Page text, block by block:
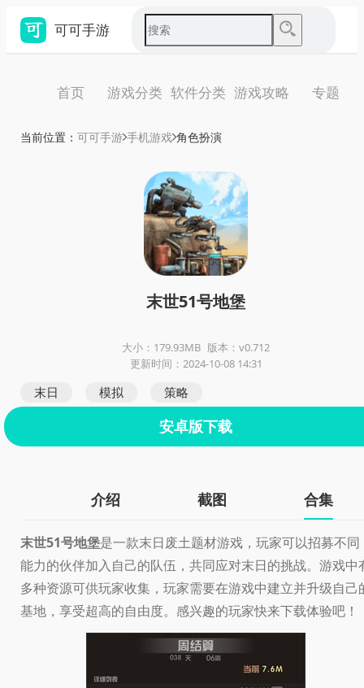
可可手游
首页 游戏分类 软件分类 游戏攻略 专题
当前位置： 可可手游 手机游戏 角色扮演
末世51号地堡
大小：179.93MB 版本：v0.712
更新时间：2024-10-08 14:31
末日 模拟 策略
安卓版下载
介绍 截图 合集
末世51号地堡是一款末日废土题材游戏，玩家可以招募不同
能力的伙伴加入自己的队伍，共同应对末日的挑战。游戏中
多种资源可供玩家收集，玩家需要在游戏中建立并升级自己
基地，享受超高的自由度。感兴趣的玩家快来下载体验吧！